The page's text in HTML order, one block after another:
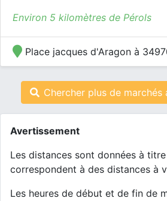
Environ 5 kilomètres de Pérols
Place jacques d'Aragon à
Chercher plus de marchés
Avertissement
Les distances sont données à
correspondent à des distances à
Les heures de début et de fin de